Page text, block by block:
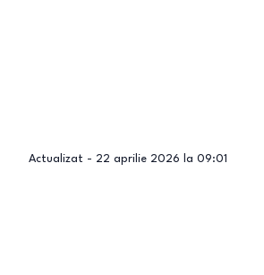
Actualizat - 22 aprilie 2026 la 09:01